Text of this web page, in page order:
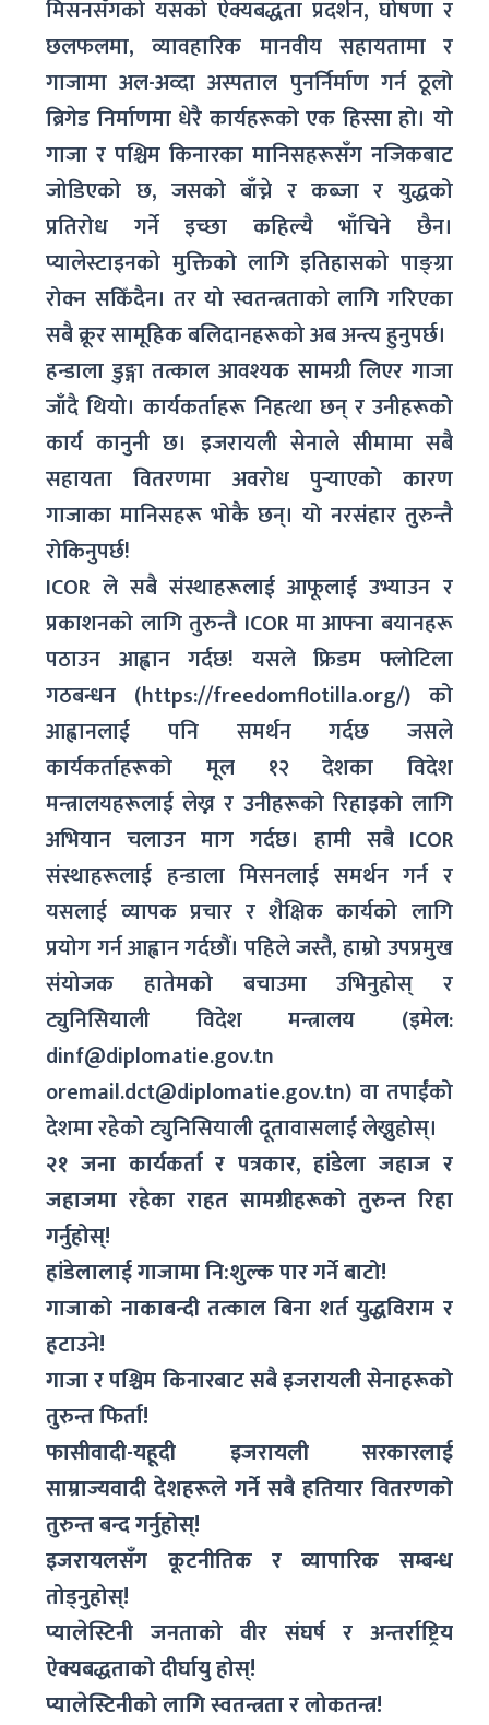
मिसनसँगको यसको ऐक्यबद्धता प्रदर्शन, घोषणा र
छलफलमा, व्यावहारिक मानवीय सहायतामा र
गाजामा अल-अव्दा अस्पताल पुनर्निर्माण गर्न ठूलो
ब्रिगेड निर्माणमा धेरै कार्यहरूको एक हिस्सा हो। यो
गाजा र पश्चिम किनारका मानिसहरूसँग नजिकबाट
जोडिएको छ, जसको बाँच्ने र कब्जा र युद्धको
प्रतिरोध गर्ने इच्छा कहिल्यै भाँचिने छैन।
प्यालेस्टाइनको मुक्तिको लागि इतिहासको पाङ्ग्रा
रोक्न सकिँदैन। तर यो स्वतन्त्रताको लागि गरिएका
सबै क्रूर सामूहिक बलिदानहरूको अब अन्त्य हुनुपर्छ।
हन्डाला डुङ्गा तत्काल आवश्यक सामग्री लिएर गाजा
जाँदै थियो। कार्यकर्ताहरू निहत्था छन् र उनीहरूको
कार्य कानुनी छ। इजरायली सेनाले सीमामा सबै
सहायता वितरणमा अवरोध पुर्‍याएको कारण
गाजाका मानिसहरू भोकै छन्। यो नरसंहार तुरुन्तै
रोकिनुपर्छ!
ICOR ले सबै संस्थाहरूलाई आफूलाई उभ्याउन र
प्रकाशनको लागि तुरुन्तै ICOR मा आफ्ना बयानहरू
पठाउन आह्वान गर्दछ! यसले फ्रिडम फ्लोटिला
गठबन्धन (https://freedomflotilla.org/) को
आह्वानलाई पनि समर्थन गर्दछ जसले
कार्यकर्ताहरूको मूल १२ देशका विदेश
मन्त्रालयहरूलाई लेख्न र उनीहरूको रिहाइको लागि
अभियान चलाउन माग गर्दछ। हामी सबै ICOR
संस्थाहरूलाई हन्डाला मिसनलाई समर्थन गर्न र
यसलाई व्यापक प्रचार र शैक्षिक कार्यको लागि
प्रयोग गर्न आह्वान गर्दछौं। पहिले जस्तै, हाम्रो उपप्रमुख
संयोजक हातेमको बचाउमा उभिनुहोस् र
ट्युनिसियाली विदेश मन्त्रालय (इमेल:
dinf@diplomatie.gov.tn
oremail.dct@diplomatie.gov.tn) वा तपाईंको
देशमा रहेको ट्युनिसियाली दूतावासलाई लेख्नुहोस्।
२१ जना कार्यकर्ता र पत्रकार,हांडेला जहाज र
जहाजमा रहेका राहत सामग्रीहरूको तुरुन्त रिहा
गर्नुहोस्!
हांडेलालाई गाजामा नि:शुल्क पार गर्ने बाटो!
गाजाको नाकाबन्दी तत्काल बिना शर्त युद्धविराम र
हटाउने!
गाजा र पश्चिम किनारबाट सबै इजरायली सेनाहरूको
तुरुन्त फिर्ता!
फासीवादी-यहूदी इजरायली सरकारलाई
साम्राज्यवादी देशहरूले गर्ने सबै हतियार वितरणको
तुरुन्त बन्द गर्नुहोस्!
इजरायलसँग कूटनीतिक र व्यापारिक सम्बन्ध
तोड्नुहोस्!
प्यालेस्टिनी जनताको वीर संघर्ष र अन्तर्राष्ट्रिय
ऐक्यबद्धताको दीर्घायु होस्!
प्यालेस्टिनीको लागि स्वतन्त्रता र लोकतन्त्र!